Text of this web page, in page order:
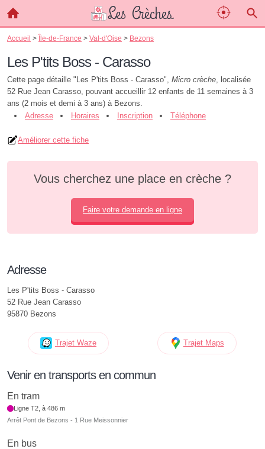
Accueil > Île-de-France > Val-d'Oise > Bezons
Les P'tits Boss - Carasso
Cette page détaille "Les P'tits Boss - Carasso", Micro crèche, localisée
52 Rue Jean Carasso, pouvant accueillir 12 enfants de 11 semaines à 3
ans (2 mois et demi à 3 ans) à Bezons.
Adresse
Horaires Inscription Téléphone
Améliorer cette fiche
Vous cherchez une place en crèche ?
Faire votre demande en ligne
Adresse
Les P'tits Boss - Carasso
52 Rue Jean Carasso
95870 Bezons
Trajet Waze Trajet Maps
Venir en transports en commun
En tram
Ligne T2, à 486 m
Arrêt Pont de Bezons - 1 Rue Meissonnier
En bus